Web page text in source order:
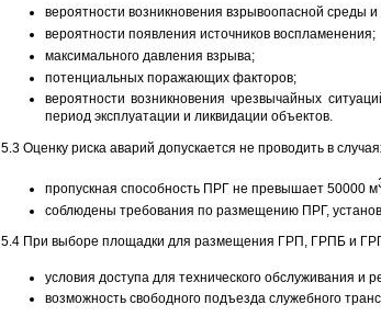
вероятности возникновения взрывоопасной среды
вероятности появления источников воспламенения;
максимального давления взрыва;
потенциальных поражающих факторов;
вероятности возникновения чрезвычайных
период эксплуатации и ликвидации объектов.
5.3 Оценку риска аварий допускается не проводить в
пропускная способность ПРГ не превышает 50000 м
соблюдены требования по размещению ПРГ,
5.4 При выборе площадки для размещения ГРП, ГРПБ и
условия доступа для технического обслуживания
возможность свободного подъезда служебного